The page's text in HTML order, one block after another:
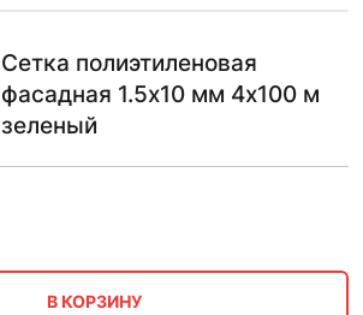
Сетка полиэтиленовая
фасадная 1.5х10 мм 4х100 м
зеленый
В КОРЗИНУ